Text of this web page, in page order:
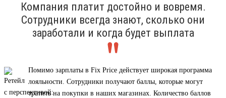
Компания платит достойно и вовремя.
Сотрудники всегда знают, сколько они
заработали и когда будет выплата
Помимо зарплаты в Fix Price действует широкая программа
лояльности. Сотрудники получают баллы, которые могут
тратить на покупки в наших магазинах. Количество баллов